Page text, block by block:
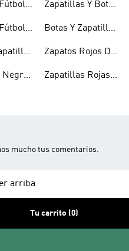
Zapatillas Y Botas
Botas Y Zapatillas
Zapatos Rojos De
Zapatillas Rojas
mucho tus comentarios.
arriba
Tu carrito (0)